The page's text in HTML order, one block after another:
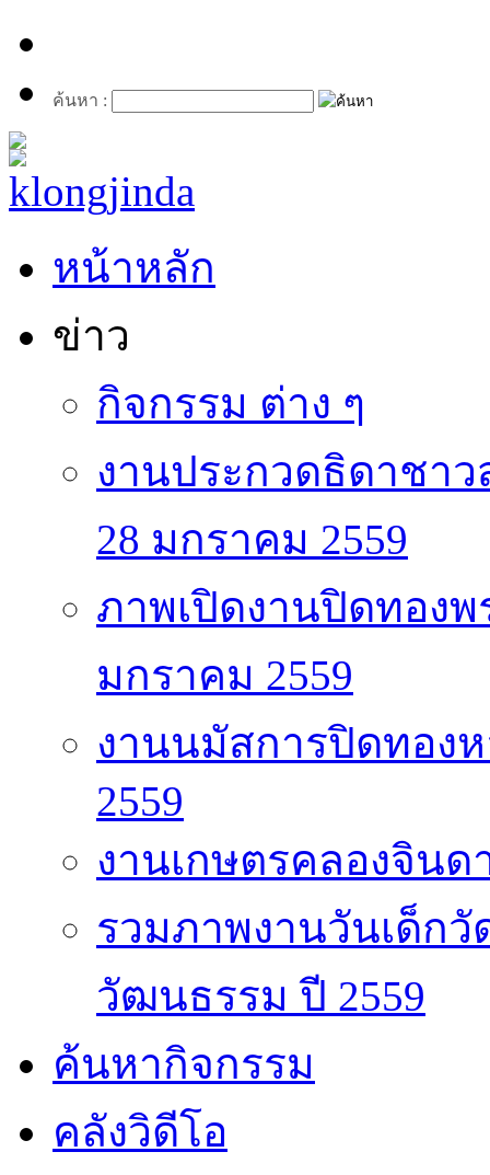
ค้นหา :
หน้าหลัก
ข่าว
กิจกรรม ต่าง ๆ
งานประกวดธิดาชา
28 มกราคม 2559
ภาพเปิดงานปิดทองพ
มกราคม 2559
งานนมัสการปิดทอง
2559
งานเกษตรคลองจินด
รวมภาพงานวันเด็ก
วัฒนธรรม ปี 2559
ค้นหากิจกรรม
คลังวิดีโอ